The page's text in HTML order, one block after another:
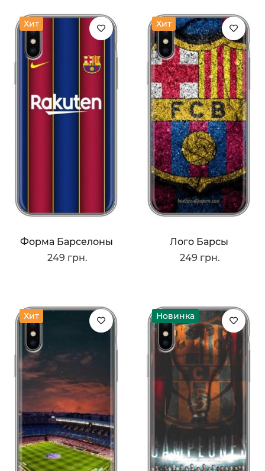
Хит
Форма Барселоны
249 грн.
Хит
Лого Барсы
249 грн.
Хит Новинка